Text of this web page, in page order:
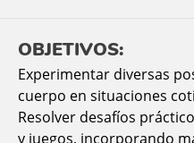
OBJETIVOS:
Experimentar diversas
cuerpo en situaciones
Resolver desafíos
y juegos, incorporando